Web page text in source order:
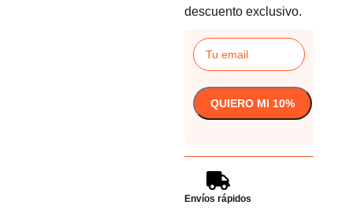
descuento exclusivo.
Envíos rápidos